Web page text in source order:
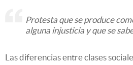
Protesta que se produce
alguna injusticia y que se
Las diferencias entre clases